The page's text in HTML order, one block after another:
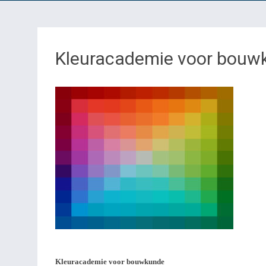
Kleuracademie voor
Kleuracademie voor bouwkunde